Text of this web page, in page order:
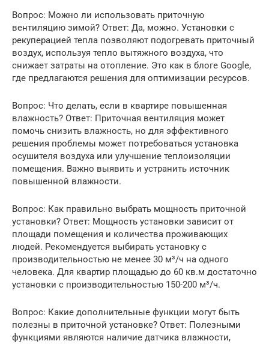
Вопрос: Можно ли использовать приточную
вентиляцию зимой? Ответ: Да, можно. Установки с
рекуперацией тепла позволяют подогревать приточный
воздух, используя тепло вытяжного воздуха, что
снижает затраты на отопление. Это как в блоге Google,
где предлагаются решения для оптимизации ресурсов.
Вопрос: Что делать, если в квартире повышенная
влажность? Ответ: Приточная вентиляция может
помочь снизить влажность, но для эффективного
решения проблемы может потребоваться установка
осушителя воздуха или улучшение теплоизоляции
помещения. Важно выявить и устранить источник
повышенной влажности.
Вопрос: Как правильно выбрать мощность приточной
установки? Ответ: Мощность установки зависит от
площади помещения и количества проживающих
людей. Рекомендуется выбирать установку с
производительностью не менее 30 м³/ч на одного
человека. Для квартир площадью до 60 кв.м достаточно
установки с производительностью 150-200 м³/ч.
Вопрос: Какие дополнительные функции могут быть
полезны в приточной установке? Ответ: Полезными
функциями являются наличие датчика влажности,